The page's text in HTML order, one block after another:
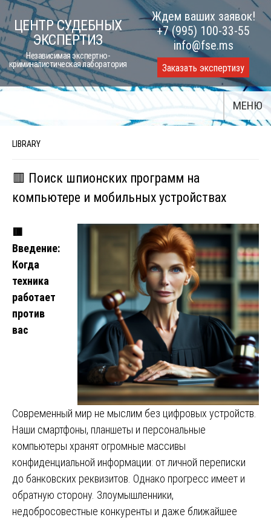
Skip
to
content
ЦЕНТР СУДЕБНЫХ
ЭКСПЕРТИЗ
Независимая экспертно-
криминалистическая лаборатория
Ждем ваших заявок!
+7 (995) 100-33-55
info@fse.ms
Заказать экспертизу
МЕНЮ
LIBRARY
🟥 Поиск шпионских программ на
компьютере и мобильных устройствах
🟥
Введение:
Когда
техника
работает
против
вас
Современный мир не мыслим без цифровых устройств.
Наши смартфоны, планшеты и персональные
компьютеры хранят огромные массивы
конфиденциальной информации: от личной переписки
до банковских реквизитов. Однако прогресс имеет и
обратную сторону. Злоумышленники,
недобросовестные конкуренты и даже ближайшее